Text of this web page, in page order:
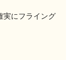
実にフライング